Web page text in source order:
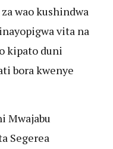
wao kushindwa
vita na
kipato duni
bora kwenye
Mwajabu
Segerea